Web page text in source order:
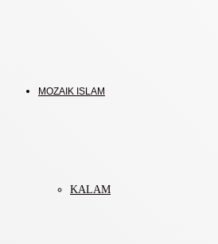
MOZAIK ISLAM
KALAM